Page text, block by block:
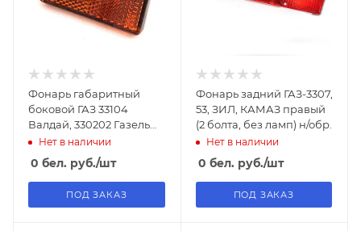
Фонарь габаритный
боковой ГАЗ 33104
Валдай, 330202 Газель
удлин., 3307, 3308 Садко,
3309 "ГАЗ" 24В /
4802.3731000-03 24V
("ОСВАР")
Нет в наличии
0 бел. руб./шт
ПОД ЗАКАЗ
Фонарь задний ГАЗ-3307,
53, ЗИЛ, КАМАЗ правый
(2 болта, без ламп) н/обр.
Нет в наличии
0 бел. руб./шт
ПОД ЗАКАЗ